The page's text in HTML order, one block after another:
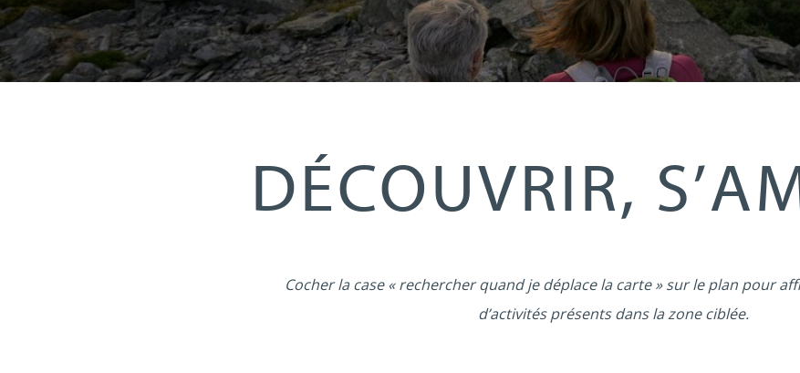
DÉCOUVRIR,
Cocher la case « rechercher quand je déplace la carte » sur le plan pour
d’activités présents dans la zone ciblée.